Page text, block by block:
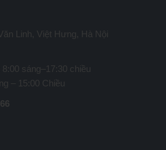
Linh, Việt Hưng, Hà Nội
sáng–17:30 chiều
– 15:00 Chiều